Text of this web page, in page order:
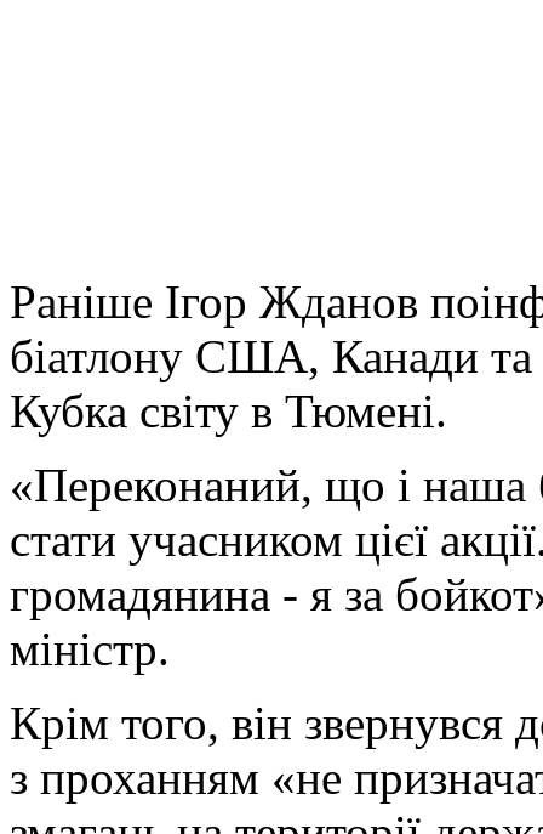
Раніше Ігор Жданов
біатлону США, Канади та
Кубка світу в Тюмені.
«Переконаний, що і наша
стати учасником цієї
громадянина - я за
міністр.
Крім того, він звернувся
з проханням «не